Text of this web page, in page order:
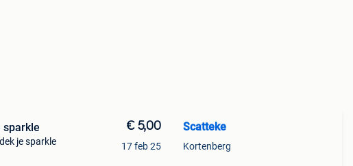
sparkle
je sparkle
€ 5,00
17 feb 25
Scatteke
Kortenberg